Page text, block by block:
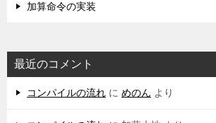
加算命令の実装
最近のコメント
コンパイルの流れ に めのん より